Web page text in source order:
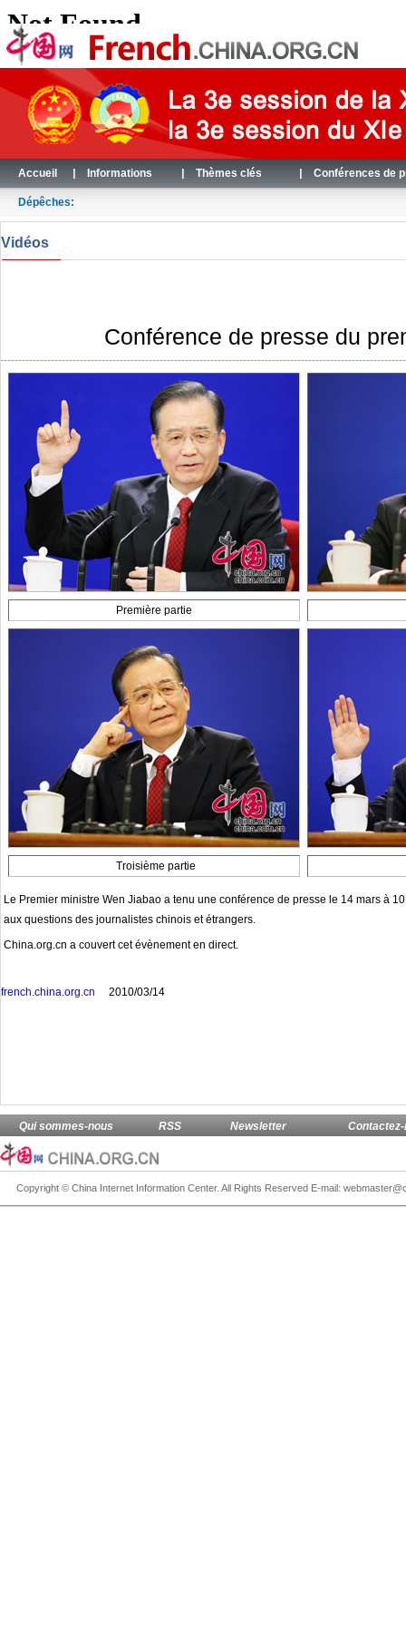
Accueil Informations Thèmes clés Conférences de
Dépêches:
Vidéos
Conférence de presse du
Première partie
Troisième partie
Le Premier ministre Wen Jiabao a tenu une conférence de presse le 14 mars à
aux questions des journalistes chinois et étrangers.
China.org.cn a couvert cet évènement en direct.
french.china.org.cn 2010/03/14